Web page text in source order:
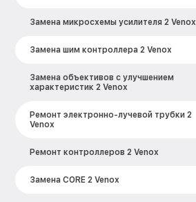
Замена микросхемы усилителя 2 Venox
Замена шим контроллера 2 Venox
Замена объективов с улучшением
характеристик 2 Venox
Ремонт электронно-лучевой трубки 2
Venox
Ремонт контроллеров 2 Venox
Замена CORE 2 Venox